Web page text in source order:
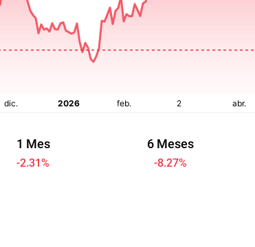
1 Mes
-2.31%
6 Meses
-8.27%